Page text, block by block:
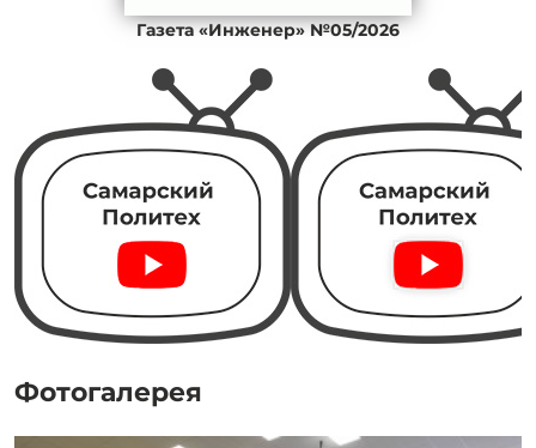
Газета «Инженер» №05/2026
Фотогалерея